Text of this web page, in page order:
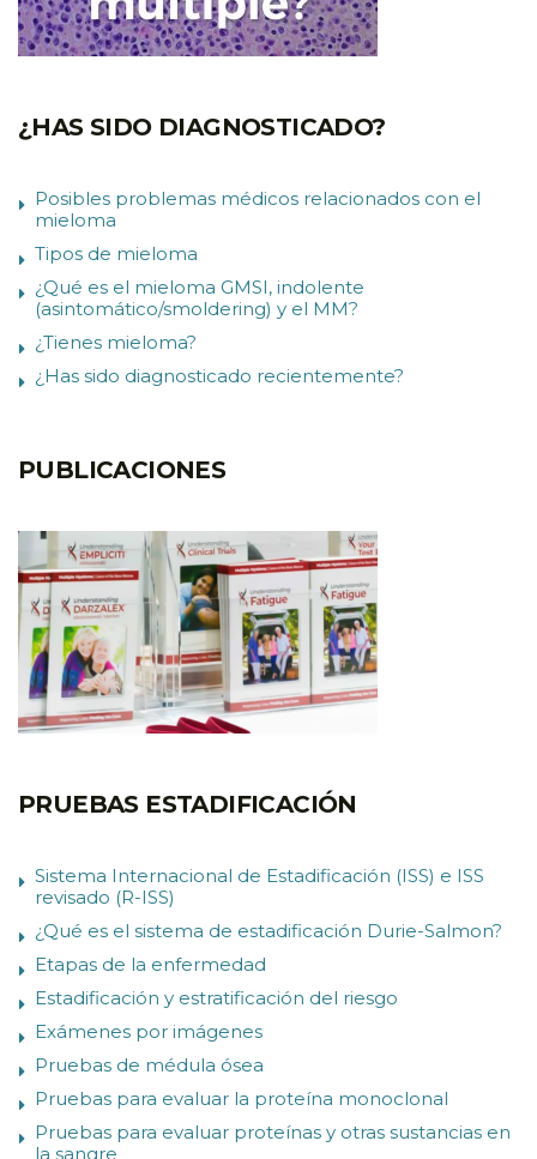
¿HAS SIDO DIAGNOSTICADO?
Posibles problemas médicos relacionados con el
mieloma
Tipos de mieloma
¿Qué es el mieloma GMSI, indolente
(asintomático/smoldering) y el MM?
¿Tienes mieloma?
¿Has sido diagnosticado recientemente?
PUBLICACIONES
PRUEBAS ESTADIFICACIÓN
Sistema Internacional de Estadificación (ISS) e ISS
revisado (R-ISS)
¿Qué es el sistema de estadificación Durie-Salmon?
Etapas de la enfermedad
Estadificación y estratificación del riesgo
Exámenes por imágenes
Pruebas de médula ósea
Pruebas para evaluar la proteína monoclonal
Pruebas para evaluar proteínas y otras sustancias en
la sangre